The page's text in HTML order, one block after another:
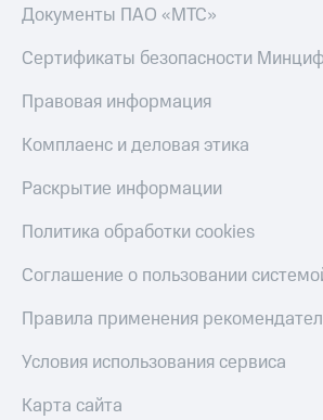
Документы ПАО «МТС»
Сертификаты безопасности
Правовая информация
Комплаенс и деловая этика
Раскрытие информации
Политика обработки cookies
Соглашение о пользовании
Правила применения
Условия использования сервиса
Карта сайта